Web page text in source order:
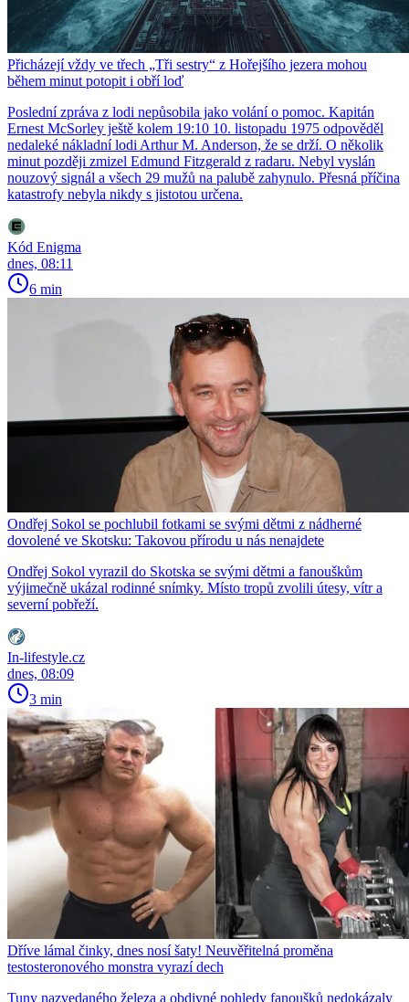
Přicházejí vždy ve třech „Tři sestry“ z Hořejšího jezera mohou
během minut potopit i obří loď
Poslední zpráva z lodi nepůsobila jako volání o pomoc. Kapitán
Ernest McSorley ještě kolem 19:10 10. listopadu 1975 odpověděl
nedaleké nákladní lodi Arthur M. Anderson, že se drží. O několik
minut později zmizel Edmund Fitzgerald z radaru. Nebyl vyslán
nouzový signál a všech 29 mužů na palubě zahynulo. Přesná příčina
katastrofy nebyla nikdy s jistotou určena.
Kód Enigma
dnes, 08:11
6 min
Ondřej Sokol se pochlubil fotkami se svými dětmi z nádherné
dovolené ve Skotsku: Takovou přírodu u nás nenajdete
Ondřej Sokol vyrazil do Skotska se svými dětmi a fanouškům
výjimečně ukázal rodinné snímky. Místo tropů zvolili útesy, vítr a
severní pobřeží.
In-lifestyle.cz
dnes, 08:09
3 min
Dříve lámal činky, dnes nosí šaty! Neuvěřitelná proměna
testosteronového monstra vyrazí dech
Tuny nazvedaného železa a obdivné pohledy fanoušků nedokázaly